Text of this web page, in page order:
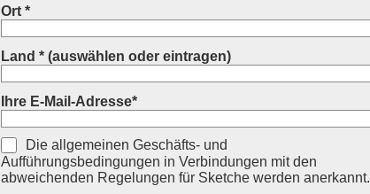
Ort *
Land * (auswählen oder eintragen)
Ihre E-Mail-Adresse*
Die allgemeinen Geschäfts- und
Aufführungsbedingungen in Verbindungen mit den
abweichenden Regelungen für Sketche werden anerkannt.